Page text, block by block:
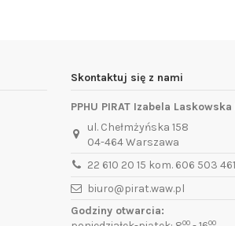
Skontaktuj się z nami
PPHU PIRAT Izabela
ul. Chełmżyńska 158
04-464 Warszawa
22 610 20 15 kom. 606 503 461
biuro@pirat.waw.pl
Godziny otwarcia:
00 00